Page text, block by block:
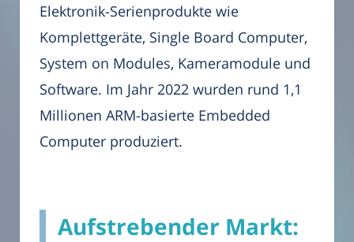
Elektronik-Serienprodukte wie
Komplettgeräte, Single Board Computer,
System on Modules, Kameramodule und
Software. Im Jahr 2022 wurden rund 1,1
Millionen ARM-basierte Embedded
Computer produziert.
Aufstrebender Markt: